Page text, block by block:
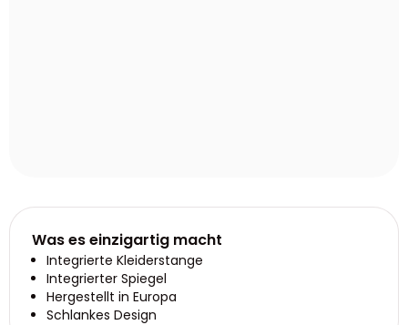
Was es einzigartig macht
Integrierte Kleiderstange
Integrierter Spiegel
Hergestellt in Europa
Schlankes Design